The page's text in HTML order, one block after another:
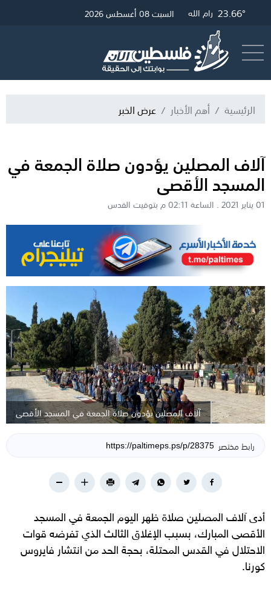
28.19° غزة 23.9° القدس 23.66° رام الله السبت 08 أغسطس 2026
الرئيسية أهم الأخبار عرض الخبر
آلاف المصلين يؤدون صلاة الجمعة في
المسجد الأقصى
01 يناير 2021 . الساعة 02:11 م بتوقيت القدس
آلاف المصلين يؤدون صلاة الجمعة في المسجد الأقصى
رابط مختصر
أدى آلاف المصلين صلاة ظهر اليوم الجمعة في المسجد
الأقصى المبارك، بسبب الإغلاق الثالث الذي تفرضه قوات
الاحتلال في القدس المحتلة، بحجة الحد من انتشار فايروس
كورنا.